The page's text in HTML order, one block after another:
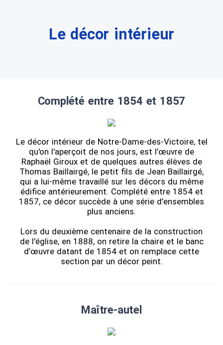
Le décor intérieur
Complété entre 1854 et 1857
Le décor intérieur de Notre-Dame-des-Victoire, tel
qu'on l'aperçoit de nos jours, est l’œuvre de
Raphaël Giroux et de quelques autres élèves de
Thomas Baillairgé, le petit fils de Jean Baillairgé,
qui a lui-même travaillé sur les décors du même
édifice antérieurement. Complété entre 1854 et
1857, ce décor succède à une série d’ensembles
plus anciens.
Lors du deuxième centenaire de la construction
de l'église, en 1888, on retire la chaire et le banc
d’œuvre datant de 1854 et on remplace cette
section par un décor peint.
Maître-autel